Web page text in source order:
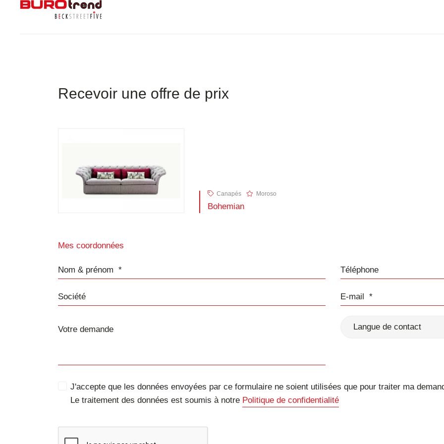
Recevoir une offre de prix
Canapés Moroso
Bohemian
Mes coordonnées
Nom & prénom
Société
Téléphone
E-mail
Langue de contact
J'accepte que les données envoyées par ce formulaire ne soient utilisées que pour traiter ma
Le traitement des données est soumis à notre Politique de confidentialité